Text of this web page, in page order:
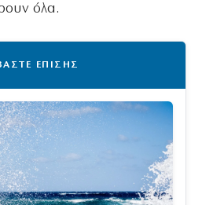
όλα.
ΕΠΙΣΗΣ